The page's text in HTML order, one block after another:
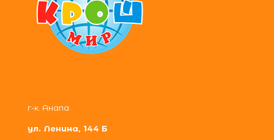
г-к. Анапа
ул. Ленина, 144 Б